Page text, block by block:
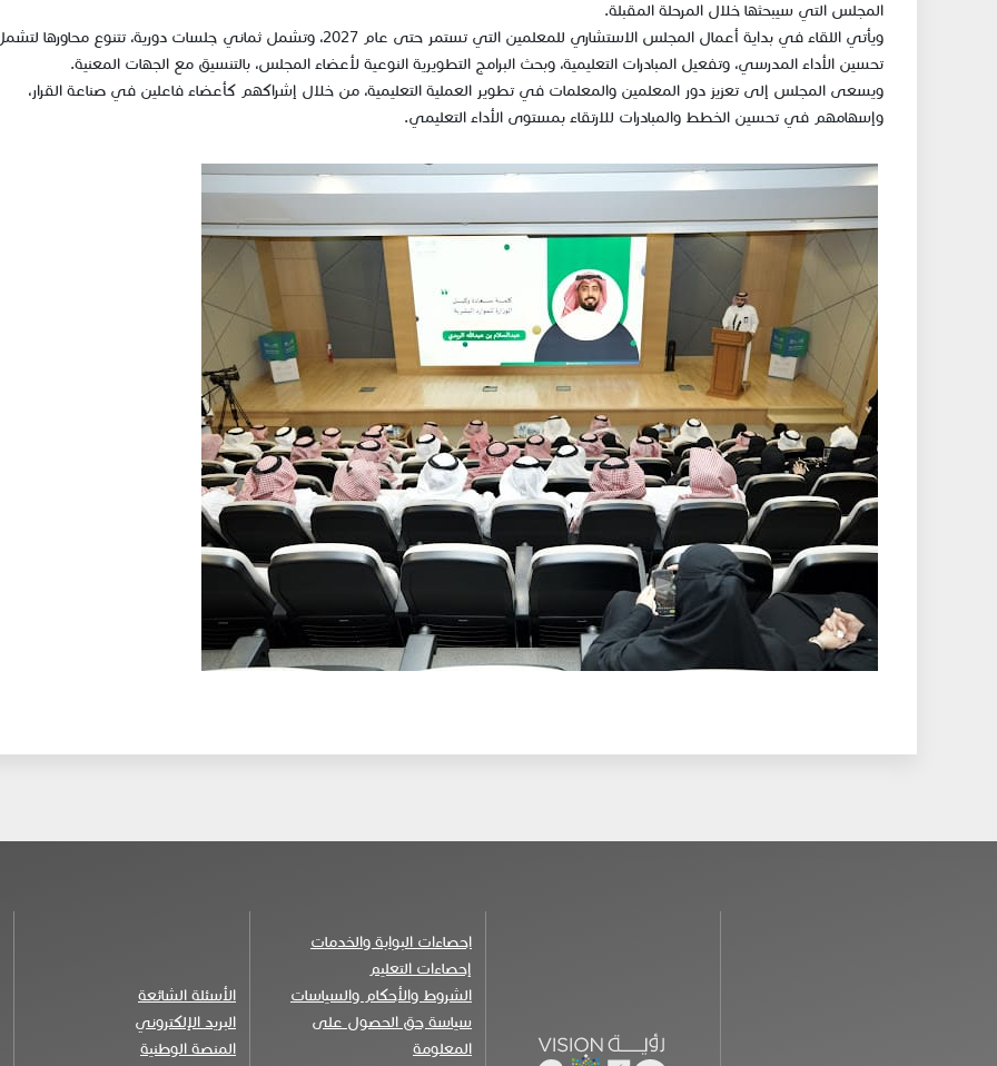
المجلس التي سيبحثها خلال المرحلة المقبلة.
ويأتي اللقاء في بداية أعمال المجلس الاستشاري للمعلمين التي تستمر حتى عام 2027، وتشمل ثماني جلسات دورية، تتنوع محاورها
تحسين الأداء المدرسي، وتفعيل المبادرات التعليمية، وبحث البرامج التطويرية النوعية لأعضاء المجلس، بالتنسيق مع الجهات المعنية.
ويسعى المجل​س إلى تعزيز دور المعلمين والمعلمات في تطوير العملية التعليمية، من خلال إشراكهم كأعضاء فاعلين في صناعة القرار،
وإسهامهم في تحسين الخطط والمبادرات للارتقاء بمستوى الأداء التعليمي.
احصاءات البوابة والخدمات
إحصاءات التعليم
الشروط والأحكام والسياسات
سياسة حق الحصول على
المعلومة
الأسئلة الشائعة
البريد الإلكتروني
المنصة الوطنية